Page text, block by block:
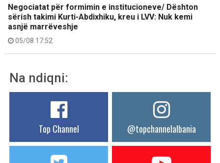
Negociatat për formimin e institucioneve/ Dështon
sërish takimi Kurti-Abdixhiku, kreu i LVV: Nuk kemi
asnjë marrëveshje
05/08 17:52
Na ndiqni:
Top Channel @topchannelalbania